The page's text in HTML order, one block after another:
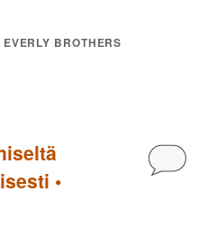
EVERLY BROTHERS
•